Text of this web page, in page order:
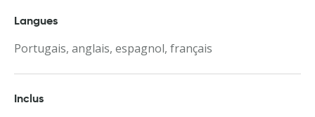
Langues
Portugais, anglais, espagnol, français
Inclus